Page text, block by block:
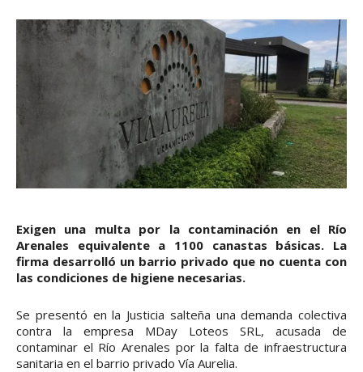
Exigen una multa por la contaminación en el Río
Arenales equivalente a 1100 canastas básicas. La
firma desarrolló un barrio privado que no cuenta con
las condiciones de higiene necesarias.
Se presentó en la Justicia salteña una demanda colectiva
contra la empresa MDay Loteos SRL, acusada de
contaminar el Río Arenales por la falta de infraestructura
sanitaria en el barrio privado Vía Aurelia.